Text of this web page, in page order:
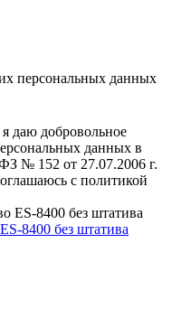
персональных данных
даю добровольное
данных в
№ 152 от 27.07.2006 г.
с политикой
8400 без штатива